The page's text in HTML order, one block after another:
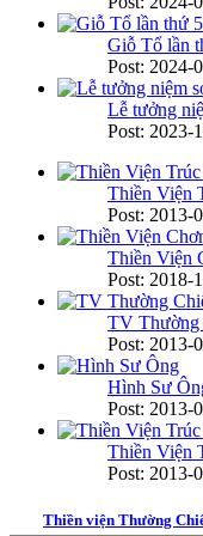
Giỗ Tổ lần
Post: 2024-
Lễ tưởng
Post: 2023-
Thiền Viện
Post: 2013-
Thiền Viện
Post: 2018-
TV Thường
Post: 2013-
Hình Sư
Post: 2013-
Thiền Viện
Post: 2013-
Thiền viện Thường